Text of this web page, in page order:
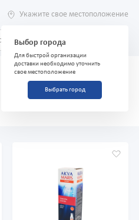
Укажите свое местоположение
Выбор города
Для быстрой организации
доставки необходимо уточнить
свое местоположение
Выбрать город